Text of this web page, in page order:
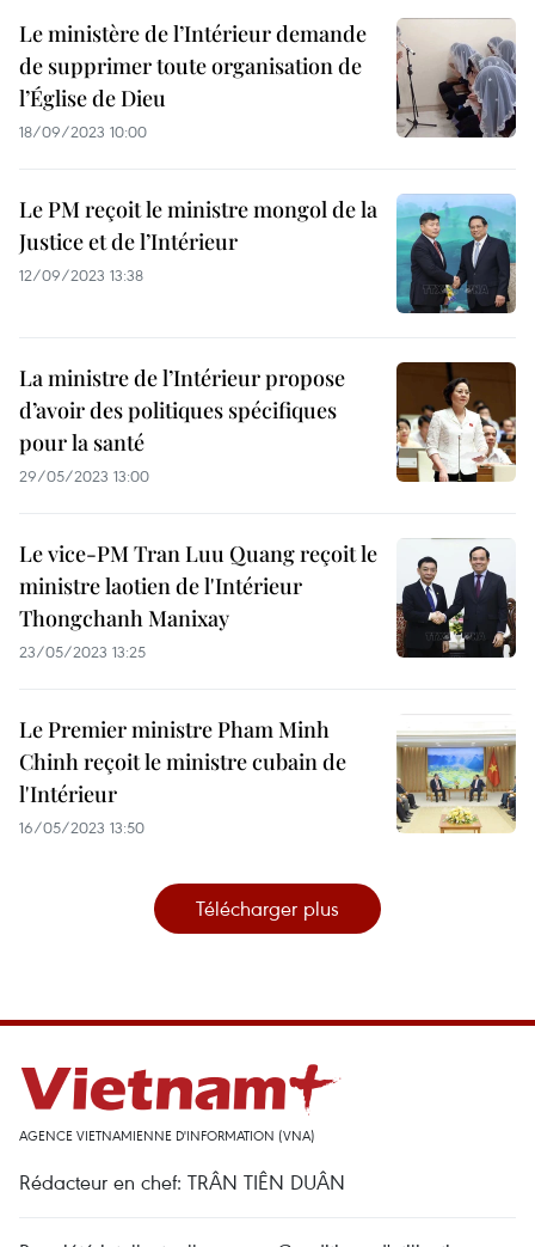
Le ministère de l’Intérieur demande
de supprimer toute organisation de
l’Église de Dieu
18/09/2023 10:00
Le PM reçoit le ministre mongol de la
Justice et de l’Intérieur
12/09/2023 13:38
La ministre de l’Intérieur propose
d’avoir des politiques spécifiques
pour la santé
29/05/2023 13:00
Le vice-PM Tran Luu Quang reçoit le
ministre laotien de l'Intérieur
Thongchanh Manixay
23/05/2023 13:25
Le Premier ministre Pham Minh
Chinh reçoit le ministre cubain de
l'Intérieur
16/05/2023 13:50
Télécharger plus
AGENCE VIETNAMIENNE D'INFORMATION (VNA)
Rédacteur en chef: TRÂN TIÊN DUÂN